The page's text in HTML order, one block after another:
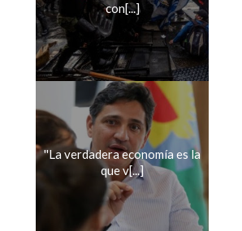
con[...]
''La verdadera economía es la
que v[...]